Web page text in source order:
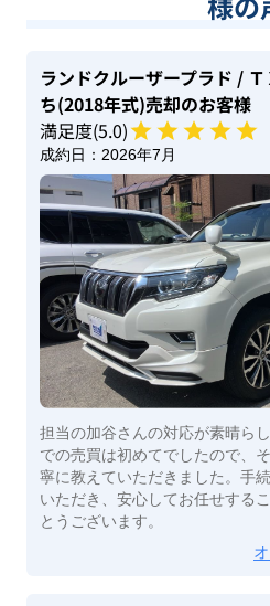
ランドクルーザープラド /
ち(2018年式)売却のお客様
満足度(5.0)
成約日： 2026年7月
担当の加谷さんの対応が素晴ら
での売買は初めてでしたので、
寧に教えていただきました。手
いただき、安心してお任せする
とうございます。